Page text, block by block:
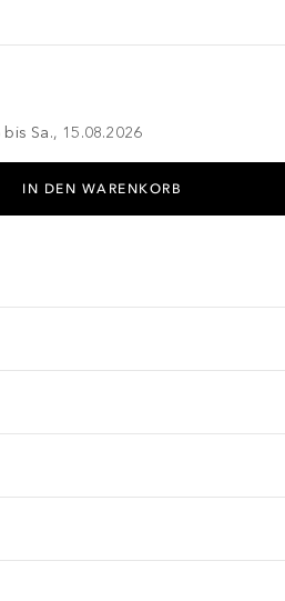
Sa., 15.08.2026
IN DEN WARENKORB